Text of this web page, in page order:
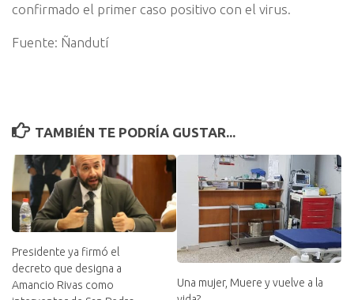
confirmado el primer caso positivo con el virus.
Fuente: Ñandutí
TAMBIÉN TE PODRÍA GUSTAR...
Presidente ya firmó el
decreto que designa a
Amancio Rivas como
Una mujer, Muere y vuelve a la